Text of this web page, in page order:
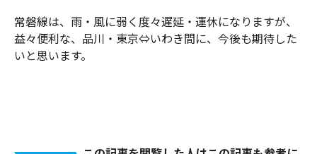
常磐線は、雨・風に弱く度々遅延・運休になりますが、
益々便利な、品川・東京⇔いわき間に、今後も期待した
いと思います。